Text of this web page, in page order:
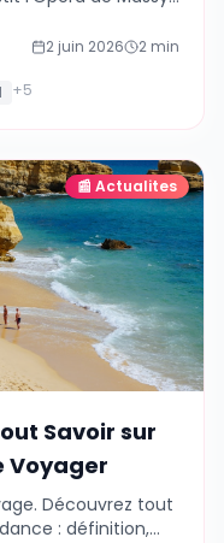
entre voyageurs.
2 juin 2026 2 min
+5
📰 Actualites
Savoir sur
Voyager
Découvrez tout
: définition,